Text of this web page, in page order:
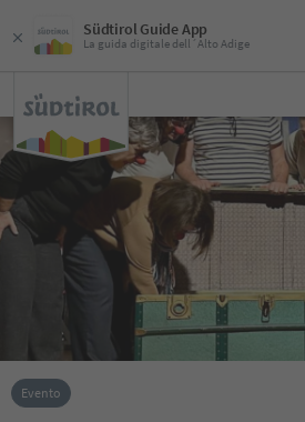
Südtirol Guide App
La guida digitale dell´Alto Adige
Evento